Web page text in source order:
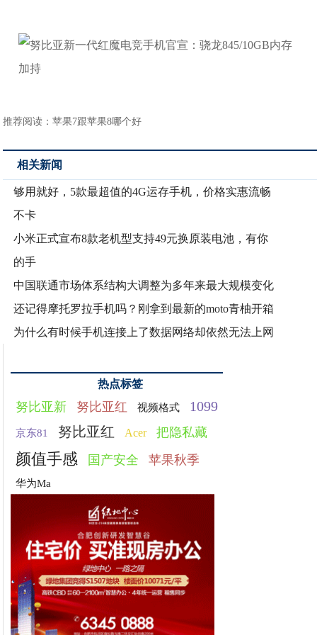
推荐阅读：苹果7跟苹果8哪个好
相关新闻
够用就好，5款最超值的4G运存手机，价格实惠流畅
不卡
小米正式宣布8款老机型支持49元换原装电池，有你
的手
中国联通市场体系结构大调整为多年来最大规模变化
还记得摩托罗拉手机吗？刚拿到最新的moto青柚开箱
为什么有时候手机连接上了数据网络却依然无法上网
热点标签
努比亚新 努比亚红 视频格式 1099
京东81 努比亚红 Acer 把隐私藏
颜值手感 国产安全 苹果秋季
华为Ma